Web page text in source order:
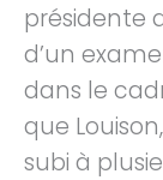
présidente
d’un
dans le
que
subi à